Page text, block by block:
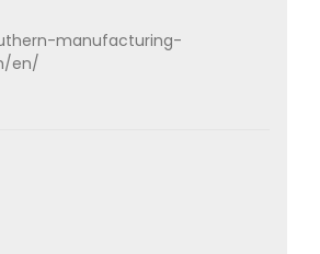
manufacturing-
en/